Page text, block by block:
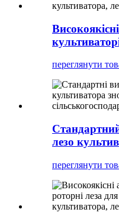
переглянути
лезо
переглянути